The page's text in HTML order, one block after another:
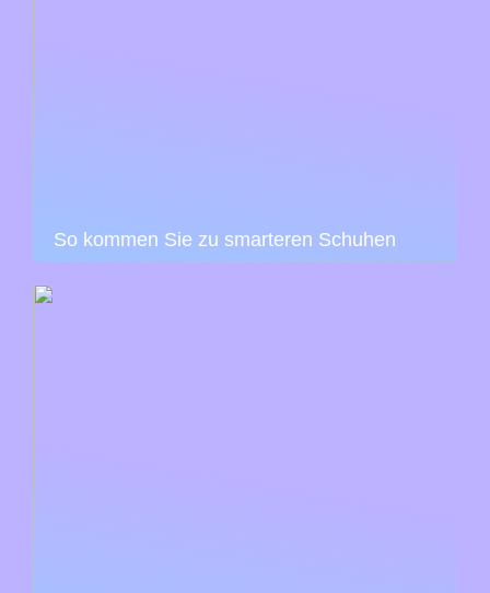
So kommen Sie zu smarteren Schuhen